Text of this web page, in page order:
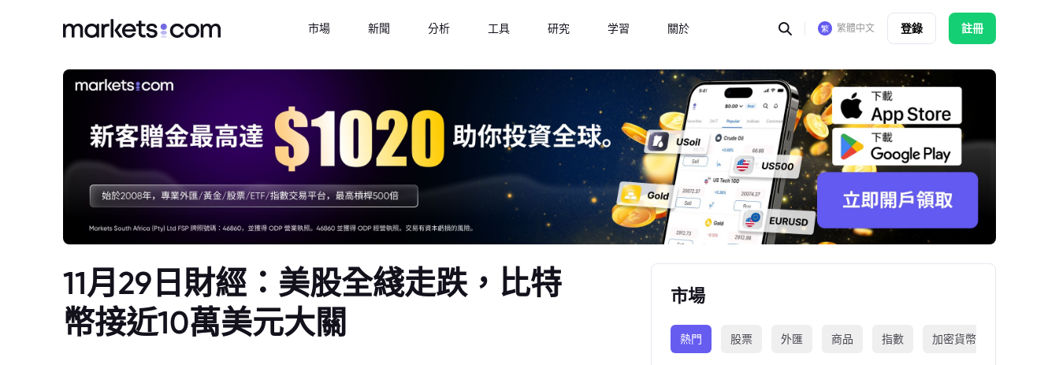
市場 新聞 分析 工具 研究 学習 關於 繁體中文 登錄 註冊
11月29日財經：美股全綫走跌，比特
幣接近10萬美元大關
市場
熱門 股票 外匯 商品 指數 加密貨幣